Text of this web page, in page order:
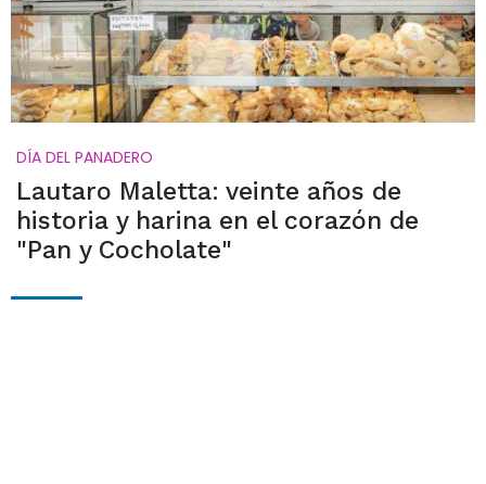
DÍA DEL PANADERO
Lautaro Maletta: veinte años de
historia y harina en el corazón de
"Pan y Cocholate"